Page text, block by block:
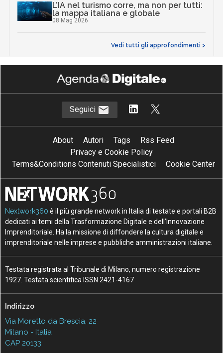
L’IA nel turismo corre, ma non per tutti:
la mappa italiana e globale
08 Mag 2026
Vedi tutti gli approfondimenti >
Seguici
About Autori Tags
Rss Feed
Privacy e Cookie Policy
Terms&Conditions Contenuti Specialistici
Cookie Center
Nextwork360 è il più grande network in Italia di testate e portali B2B
dedicati ai temi della Trasformazione Digitale e dell’Innovazione
Imprenditoriale. Ha la missione di diffondere la cultura digitale e
imprenditoriale nelle imprese e pubbliche amministrazioni italiane.
Testata registrata al Tribunale di Milano, numero registrazione
1927. Testata scientifica ISSN 2421-4167
Indirizzo
Via Moretto da Brescia, 22
Milano - Italia
CAP 20133